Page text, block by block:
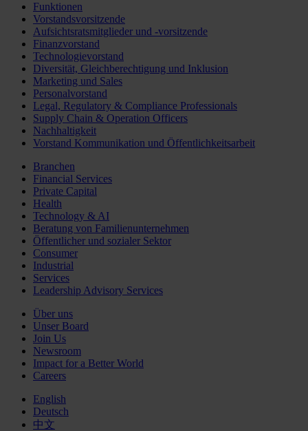
Funktionen
Vorstandsvorsitzende
Aufsichtsratsmitglieder und -vorsitzende
Finanzvorstand
Technologievorstand
Diversität, Gleichberechtigung und Inklusion
Marketing und Sales
Personalvorstand
Legal, Regulatory & Compliance Professionals
Supply Chain & Operation Officers
Nachhaltigkeit
Vorstand Kommunikation und Öffentlichkeitsarbeit
Branchen
Financial Services
Private Capital
Health
Technology & AI
Beratung von Familienunternehmen
Öffentlicher und sozialer Sektor
Consumer
Industrial
Services
Leadership Advisory Services
Über uns
Unser Board
Join Us
Newsroom
Impact for a Better World
Careers
English
Deutsch
中文